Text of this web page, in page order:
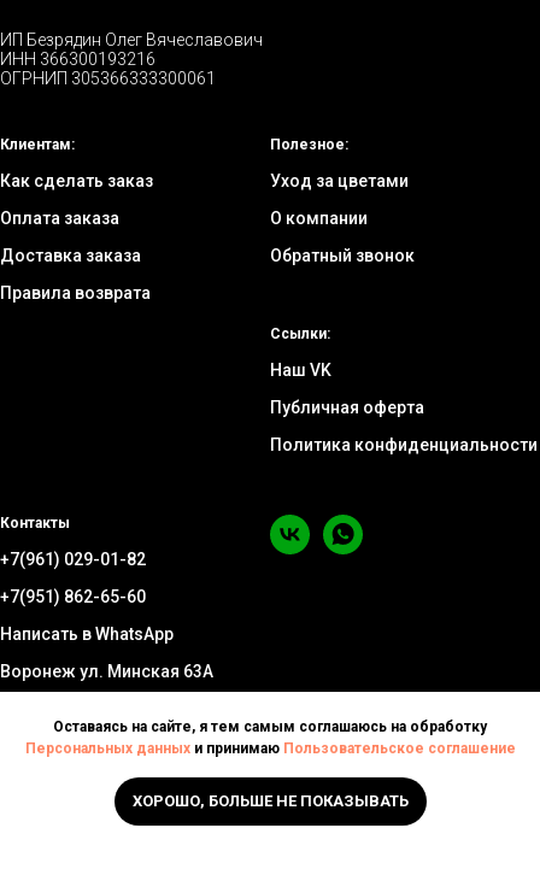
ИП Безрядин Олег Вячеславович
ИНН 366300193216
ОГРНИП 305366333300061
Клиентам:
Как сделать заказ
Оплата заказа
Доставка заказа
Правила возврата
Полезное:
Уход за цветами
О компании
Обратный звонок
Ссылки:
Наш VK
Публичная оферта
Политика конфиденциальности
Контакты
+7(961) 029-01-82
+7(951) 862-65-60
Написать в WhatsApp
Воронеж ул. Минская 63А
Оставаясь на сайте, я тем самым соглашаюсь на обработку
Персональных данныхи принимаю Пользовательское соглашение
ХОРОШО, БОЛЬШЕ НЕ ПОКАЗЫВАТЬ